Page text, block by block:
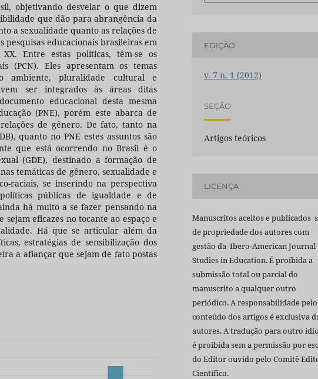
objetivando desvelar o que dizem
que dão para abrangência da
a sexualidade quanto as relações de
pesquisas educacionais brasileiras em
Entre estas políticas, têm-se os
(PCN). Eles apresentam os temas
ambiente, pluralidade cultural e
ser integrados às áreas ditas
educacional desta mesma
(PNE), porém este abarca de
de gênero. De fato, tanto na
quanto no PNE estes assuntos são
que está ocorrendo no Brasil é o
(GDE), destinado a formação de
temáticas de gênero, sexualidade e
raciais, se inserindo na perspectiva
públicas de igualdade e de
há muito a se fazer pensando na
eficazes no tocante ao espaço e
Há que se articular além da
estratégias de sensibilização dos
a afiançar que sejam de fato postas
EDIÇÃO
v. 7 n. 1 (2012)
SEÇÃO
Artigos teóricos
LICENÇA
Manuscritos aceitos e publicados
de propriedade dos autores com
gestão da Ibero-American Journal
Studies in Education. É proibida a
submissão total ou parcial do
manuscrito a qualquer outro
periódico. A responsabilidade pelo
conteúdo dos artigos é exclusiva
autores. A tradução para outro
é proibida sem a permissão por
do Editor ouvido pelo Comitê
Científico.